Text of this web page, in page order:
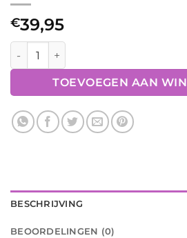
€39,95
Knock Off Insectenlamp 18 Watt
TOEVOEGEN AAN
BESCHRIJVING
BEOORDELINGEN (0)